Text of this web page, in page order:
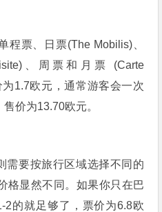
程票、日票(The Mobilis)、
、周票和月票 (Carte
1.7欧元，通常游客会一次
价为13.70欧元。
需要按旅行区域选择不同的
格显然不同。如果你只在巴
2的就足够了，票价为6.8欧